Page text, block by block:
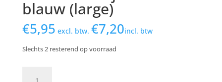
blauw (large)
€5,95 excl. btw. €7,20incl. btw
Slechts 2 resterend op voorraad